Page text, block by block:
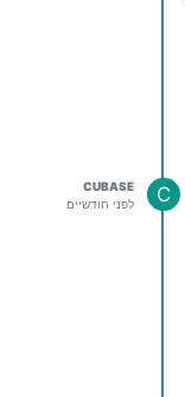
C
CUBASE
לפני חודשיים